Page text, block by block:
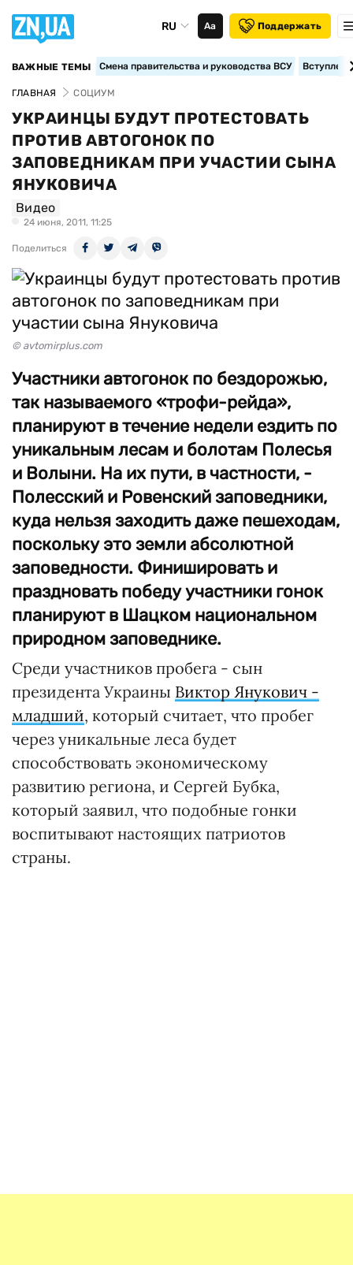
RU Аа Поддержать
ВАЖНЫЕ ТЕМЫ Смена правительства и руководства ВСУ
ГЛАВНАЯ СОЦИУМ
УКРАИНЦЫ БУДУТ ПРОТЕСТОВАТЬ
ПРОТИВ АВТОГОНОК ПО
ЗАПОВЕДНИКАМ ПРИ УЧАСТИИ СЫНА
ЯНУКОВИЧА
Видео
24 июня, 2011, 11:25
Поделиться
© avtomirplus.com
Участники автогонок по бездорожью,
так называемого «трофи-рейда»,
планируют в течение недели ездить по
уникальным лесам и болотам Полесья
и Волыни. На их пути, в частности, -
Полесский и Ровенский заповедники,
куда нельзя заходить даже пешеходам,
поскольку это земли абсолютной
заповедности. Финишировать и
праздновать победу участники гонок
планируют в Шацком национальном
природном заповеднике.
Среди участников пробега - сын
президента Украины Виктор Янукович -
младший, который считает, что пробег
через уникальные леса будет
способствовать экономическому
развитию региона, и Сергей Бубка,
который заявил, что подобные гонки
воспитывают настоящих патриотов
страны.